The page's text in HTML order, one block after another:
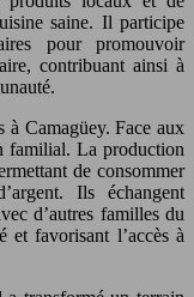
saine. Il participe
pour promouvoir
contribuant ainsi à
à Camagüey. Face aux
familial. La production
de consommer
Ils échangent
d’autres familles du
et favorisant l’accès à